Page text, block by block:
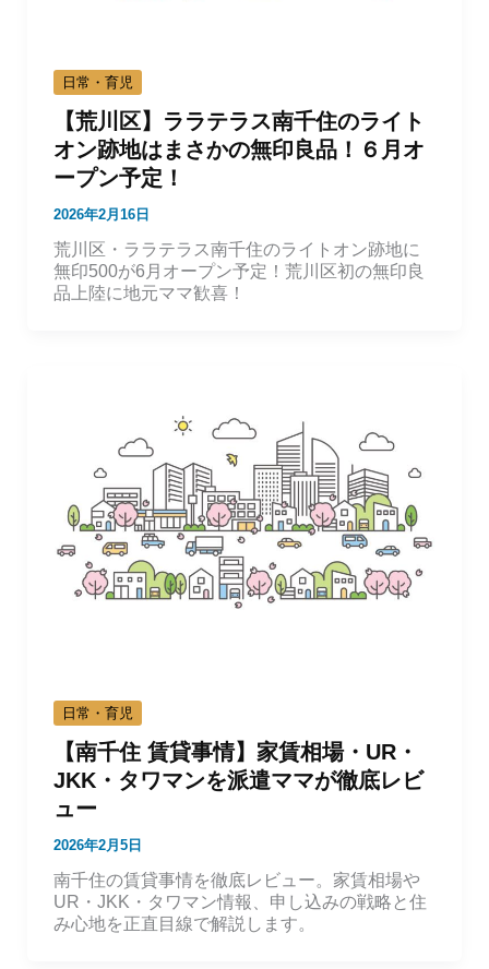
日常・育児
【荒川区】ララテラス南千住のライト
オン跡地はまさかの無印良品！６月オ
ープン予定！
2026年2月16日
荒川区・ララテラス南千住のライトオン跡地に
無印500が6月オープン予定！荒川区初の無印良
品上陸に地元ママ歓喜！
日常・育児
【南千住 賃貸事情】家賃相場・UR・
JKK・タワマンを派遣ママが徹底レビ
ュー
2026年2月5日
南千住の賃貸事情を徹底レビュー。家賃相場や
UR・JKK・タワマン情報、申し込みの戦略と住
み心地を正直目線で解説します。